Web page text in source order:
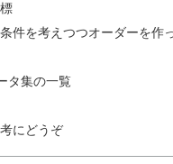
件を考えつつオーダーを作
タ集の一覧
にどうぞ